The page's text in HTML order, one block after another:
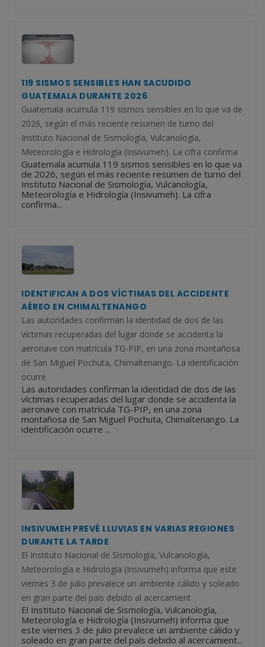
119 SISMOS SENSIBLES HAN SACUDIDO
GUATEMALA DURANTE 2026
Guatemala acumula 119 sismos sensibles en lo que va de
2026, según el más reciente resumen de turno del
Instituto Nacional de Sismología, Vulcanología,
Meteorología e Hidrología (Insivumeh). La cifra confirma
Guatemala acumula 119 sismos sensibles en lo que va
de 2026, según el más reciente resumen de turno del
Instituto Nacional de Sismología, Vulcanología,
Meteorología e Hidrología (Insivumeh). La cifra
confirma...
IDENTIFICAN A DOS VÍCTIMAS DEL ACCIDENTE
AÉREO EN CHIMALTENANGO
Las autoridades confirman la identidad de dos de las
víctimas recuperadas del lugar donde se accidenta la
aeronave con matrícula TG-PIP, en una zona montañosa
de San Miguel Pochuta, Chimaltenango. La identificación
ocurre
Las autoridades confirman la identidad de dos de las
víctimas recuperadas del lugar donde se accidenta la
aeronave con matrícula TG-PIP, en una zona
montañosa de San Miguel Pochuta, Chimaltenango. La
identificación ocurre ...
INSIVUMEH PREVÉ LLUVIAS EN VARIAS REGIONES
DURANTE LA TARDE
El Instituto Nacional de Sismología, Vulcanología,
Meteorología e Hidrología (Insivumeh) informa que este
viernes 3 de julio prevalece un ambiente cálido y soleado
en gran parte del país debido al acercamient
El Instituto Nacional de Sismología, Vulcanología,
Meteorología e Hidrología (Insivumeh) informa que
este viernes 3 de julio prevalece un ambiente cálido y
soleado en gran parte del país debido al acercamient...